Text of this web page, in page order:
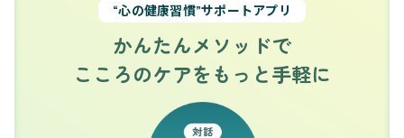
“心の健康習慣”サポートアプリ
かんたんメソッドで
こころのケアをもっと手軽に